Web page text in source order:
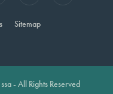
Sitemap
- All Rights Reserved